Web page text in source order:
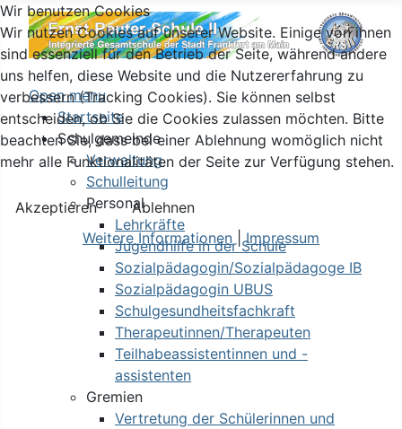
Open menu
Startseite
Schulgemeinde
Verwaltung
Schulleitung
Personal
Lehrkräfte
Jugendhilfe in der Schule
Sozialpädagogin/Sozialpädagoge IB
Sozialpädagogin UBUS
Schulgesundheitsfachkraft
Therapeutinnen/Therapeuten
Teilhabeassistentinnen und -
assistenten
Gremien
Vertretung der Schülerinnen und
Wir benutzen Cookies
Wir nutzen Cookies auf unserer Website. Einige von ihnen
sind essenziell für den Betrieb der Seite, während andere
uns helfen, diese Website und die Nutzererfahrung zu
verbessern (Tracking Cookies). Sie können selbst
entscheiden, ob Sie die Cookies zulassen möchten. Bitte
beachten Sie, dass bei einer Ablehnung womöglich nicht
mehr alle Funktionalitäten der Seite zur Verfügung stehen.
Akzeptieren
Ablehnen
Weitere Informationen |Impressum